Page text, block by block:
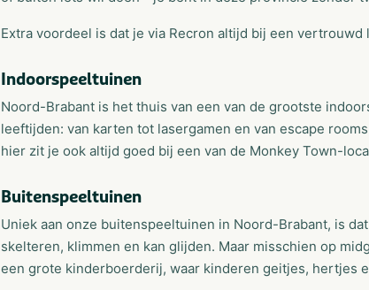
Extra voordeel is dat je via Recron altijd bij een
Indoorspeeltuinen
Noord-Brabant is het thuis van een van de grootste
leeftijden: van karten tot lasergamen en van escape
hier zit je ook altijd goed bij een van de Monkey Town-
Buitenspeeltuinen
Uniek aan onze buitenspeeltuinen in Noord-Brabant, is
skelteren, klimmen en kan glijden. Maar misschien op
een grote kinderboerderij, waar kinderen geitjes, hertjes